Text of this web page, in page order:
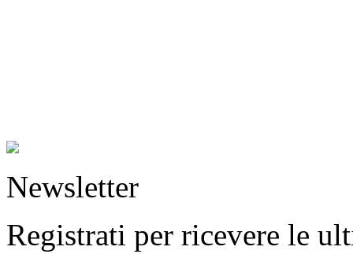
Newsletter
Registrati per ricevere le